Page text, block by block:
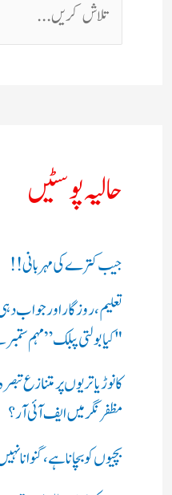
حالیہ پوسٹیں
جیب کترے کی مہربانی !!
تعلیم، روزگار اور جواب
"کیا بولتی پبلک” مہم
کانوڑ یاتریوں پر متنازع
مظفرنگر میں ایف آئی آر؟
بچیوں کو بچانا ہے، گنوانا